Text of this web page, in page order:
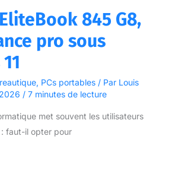
845 G8,
pro sous
, PCs portables/ Par Louis
/ 7 minutes de lecture
met souvent les utilisateurs
faut-il opter pour